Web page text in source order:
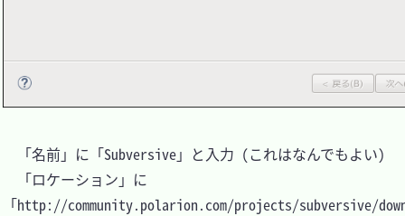
「名前」に「Subversive」と入力 (これはなんでもよい)
「ロケーション」に
「http://community.polarion.com/projects/subversive/